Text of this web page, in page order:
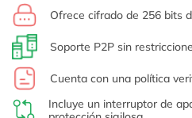
Ofrece cifrado de 256 bits
Soporte P2P sin
Cuenta con una política
Incluye un interruptor de